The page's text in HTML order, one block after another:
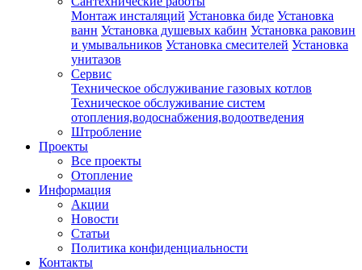
Монтаж инсталяций Установка биде Установка
ванн Установка душевых кабин Установка раковин
и умывальников Установка смесителей Установка
унитазов
Сервис
Техническое обслуживание газовых котлов
Техническое обслуживание систем
отопления,водоснабжения,водоотведения
Штробление
Проекты
Все проекты
Отопление
Информация
Акции
Новости
Статьи
Политика конфиденциальности
Контакты